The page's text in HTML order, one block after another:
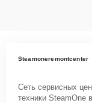
Steamoneremontcenter
Сеть сервисных
техники SteamOne